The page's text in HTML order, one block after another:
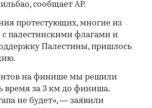
сообщает AP.
протестующих, многие из
палестинскими флагами и
Палестины, пришлось
на финише мы решили
время за 3 км до финиша.
не будет», — заявили